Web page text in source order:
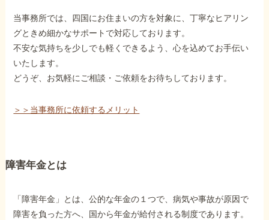
当事務所では、四国にお住まいの方を対象に、丁寧なヒアリン
グときめ細かなサポートで対応しております。
不安な気持ちを少しでも軽くできるよう、心を込めてお手伝い
いたします。
どうぞ、お気軽にご相談・ご依頼をお待ちしております。
＞＞当事務所に依頼するメリット
障害年金とは
「障害年金」とは、公的な年金の１つで、病気や事故が原因で
障害を負った方へ、国から年金が給付される制度であります。